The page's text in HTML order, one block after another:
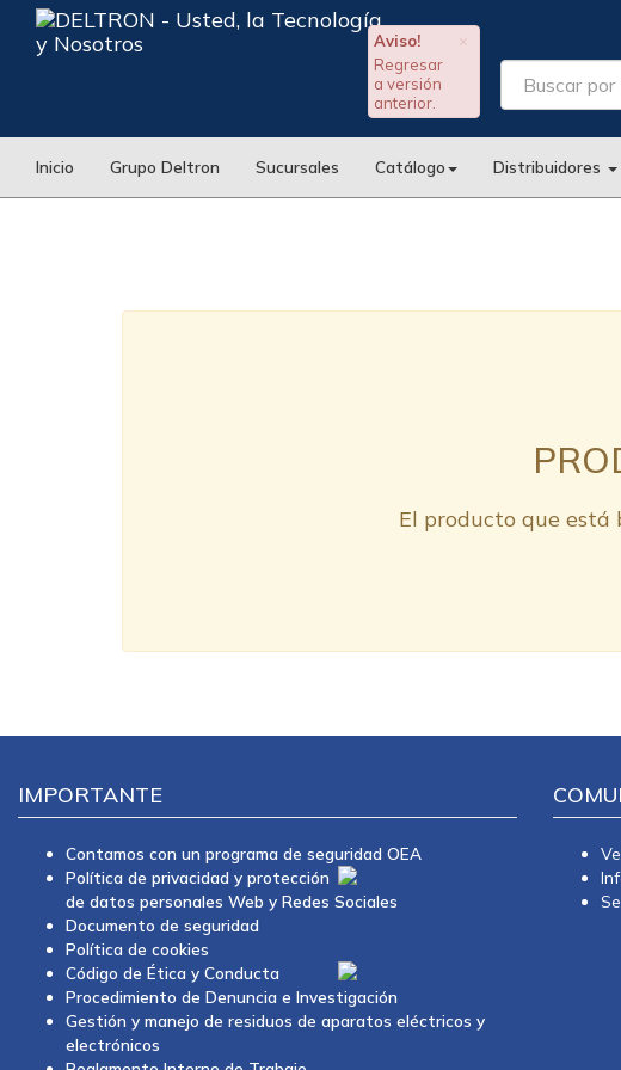
×
Aviso!
Regresar
a versión
anterior.
Inicio Grupo Deltron Sucursales Catálogo Distribuidores
El producto que está
IMPORTANTE
Contamos con un programa de seguridad OEA
Política de privacidad y protección
de datos personales Web y Redes Sociales
Documento de seguridad
Política de cookies
Código de Ética y Conducta
Procedimiento de Denuncia e Investigación
Gestión y manejo de residuos de aparatos eléctricos y
electrónicos